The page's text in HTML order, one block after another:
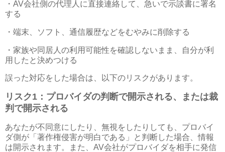
・ AV会社側の代理人に直接連絡して、急いで示談書に署名
する
・端末、ソフト、通信履歴などをむやみに削除する
・家族や同居人の利用可能性を確認しないまま、自分が利
用したと決めつける
誤った対応をした場合は、以下のリスクがあります。
リスク1 ：プロバイダの判断で開示される、または裁
判で開示される
あなたが不同意にしたり、無視をしたりしても、プロバイ
ダ側が「著作権侵害が明白である」と判断した場合、情報
は開示されます。また、 AV会社がプロバイダを相手に発信